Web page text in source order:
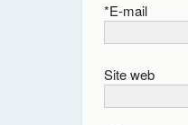
E-mail
*
Site web